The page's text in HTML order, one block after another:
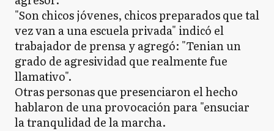
"Son chicos jóvenes, chicos preparados que tal
vez van a una escuela privada" indicó el
trabajador de prensa y agregó: "Tenian un
grado de agresividad que realmente fue
llamativo".
Otras personas que presenciaron el hecho
hablaron de una provocación para "ensuciar
la tranqulidad de la marcha.